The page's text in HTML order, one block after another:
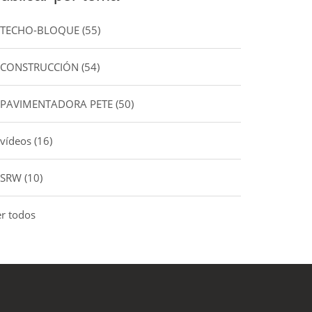
TECHO-BLOQUE(55)
CONSTRUCCIÓN(54)
PAVIMENTADORA PETE(50)
vídeos(16)
SRW(10)
todos